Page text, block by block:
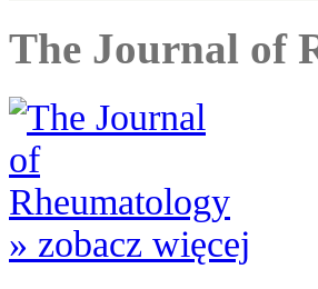
The Journal of
» zobacz więcej